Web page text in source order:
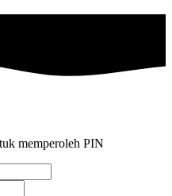
memperoleh PIN